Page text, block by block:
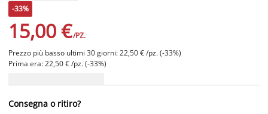
-33%
15,00 €/PZ.
Prezzo più basso ultimi 30 giorni: 22,50 € /pz. (-33%)
Prima era: 22,50 € /pz. (-33%)
Consegna o ritiro?